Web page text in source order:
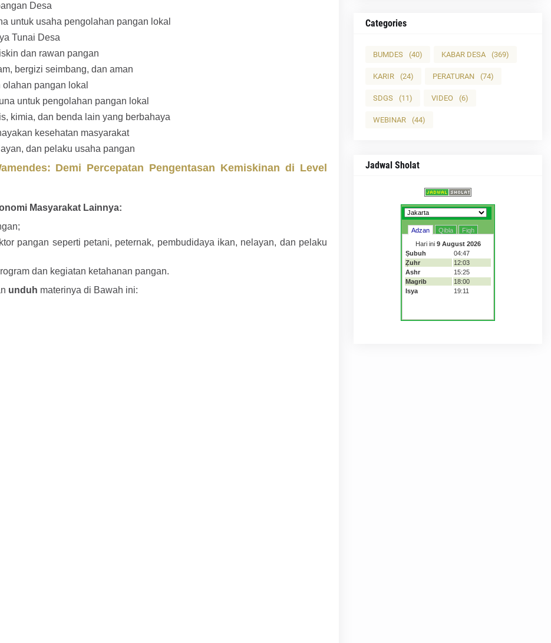
Desa
untuk usaha pengolahan pangan lokal
Tunai Desa
dan rawan pangan
bergizi seimbang, dan aman
pangan lokal
untuk pengolahan pangan lokal
kimia, dan benda lain yang berbahaya
kesehatan masyarakat
dan pelaku usaha pangan
Demi Percepatan Pengentasan Kemiskinan di Level
Masyarakat Lainnya:
pangan seperti petani, peternak, pembudidaya ikan, nelayan, dan pelaku
dan kegiatan ketahanan pangan.
unduh materinya di Bawah ini:
Categories
BUMDES (40) KABAR DESA (369)
KARIR (24) PERATURAN (74)
SDGS (11) VIDEO (6)
WEBINAR (44)
Jadwal Sholat